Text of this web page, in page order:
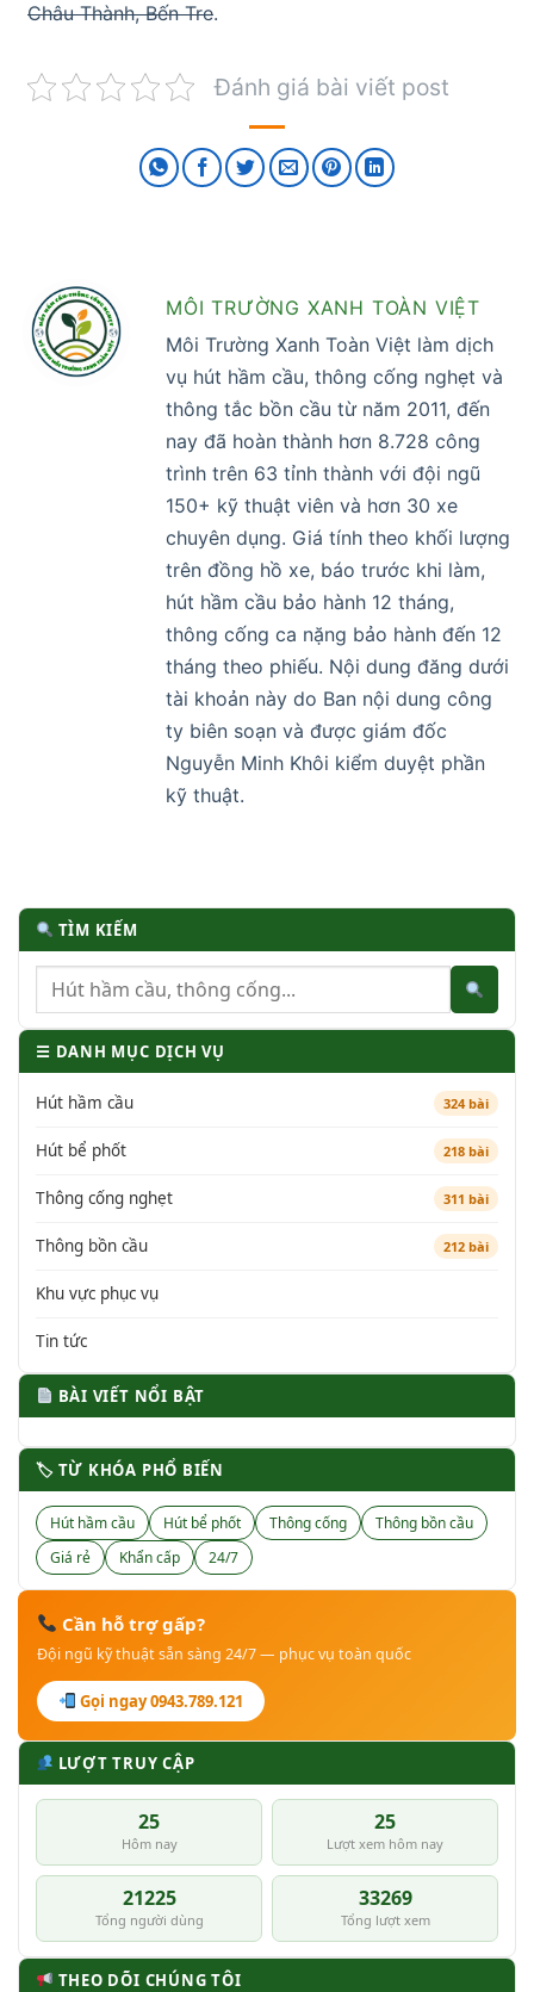
Châu Thành, Bến Tre.
Đánh giá bài viết post
MÔI TRƯỜNG XANH TOÀN VIỆT
Môi Trường Xanh Toàn Việt làm dịch
vụ hút hầm cầu, thông cống nghẹt và
thông tắc bồn cầu từ năm 2011, đến
nay đã hoàn thành hơn 8.728 công
trình trên 63 tỉnh thành với đội ngũ
150+ kỹ thuật viên và hơn 30 xe
chuyên dụng. Giá tính theo khối lượng
trên đồng hồ xe, báo trước khi làm,
hút hầm cầu bảo hành 12 tháng,
thông cống ca nặng bảo hành đến 12
tháng theo phiếu. Nội dung đăng dưới
tài khoản này do Ban nội dung công
ty biên soạn và được giám đốc
Nguyễn Minh Khôi kiểm duyệt phần
kỹ thuật.
TÌM KIẾM
☰ DANH MỤC DỊCH VỤ
Hút hầm cầu 324 bài
Hút bể phốt 218 bài
Thông cống nghẹt 311 bài
Thông bồn cầu 212 bài
Khu vực phục vụ
Tin tức
BÀI VIẾT NỔI BẬT
🏷 TỪ KHÓA PHỔ BIẾN
Hút hầm cầu Hút bể phốt Thông cống
Thông bồn cầu
Giá rẻ
Khẩn cấp 24/7
Cần hỗ trợ gấp?
Đội ngũ kỹ thuật sẵn sàng 24/7 — phục vụ toàn quốc
Gọi ngay 0943.789.121
LƯỢT TRUY CẬP
25
Hôm nay
25
Lượt xem hôm nay
21225
Tổng người dùng
33269
Tổng lượt xem
THEO DÕI CHÚNG TÔI